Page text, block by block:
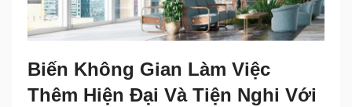
Biến Không Gian Làm Việc
Thêm Hiện Đại Và Tiện Nghi Với